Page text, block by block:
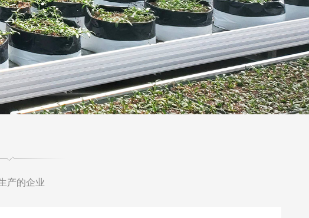
产的企业